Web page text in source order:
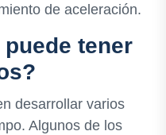
de aceleración.
tener
desarrollar varios
Algunos de los